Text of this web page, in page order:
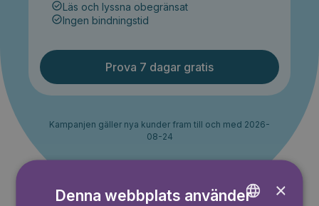
Läs och lyssna obegränsat
Ingen bindningstid
Prova 7 dagar gratis
Kampanjen gäller nya kunder fram till och med 2026-
08-24
×
Denna webbplats använder